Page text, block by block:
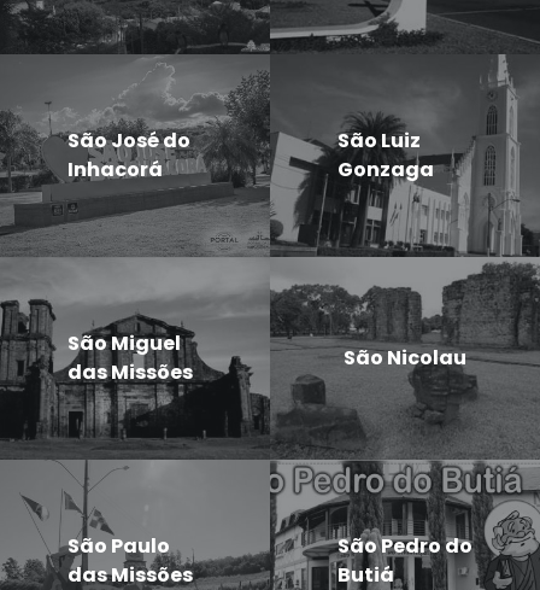
São José do
Inhacorá
São Luiz
Gonzaga
São Miguel
das Missões
São Nicolau
São Paulo
das Missões
São Pedro do
Butiá